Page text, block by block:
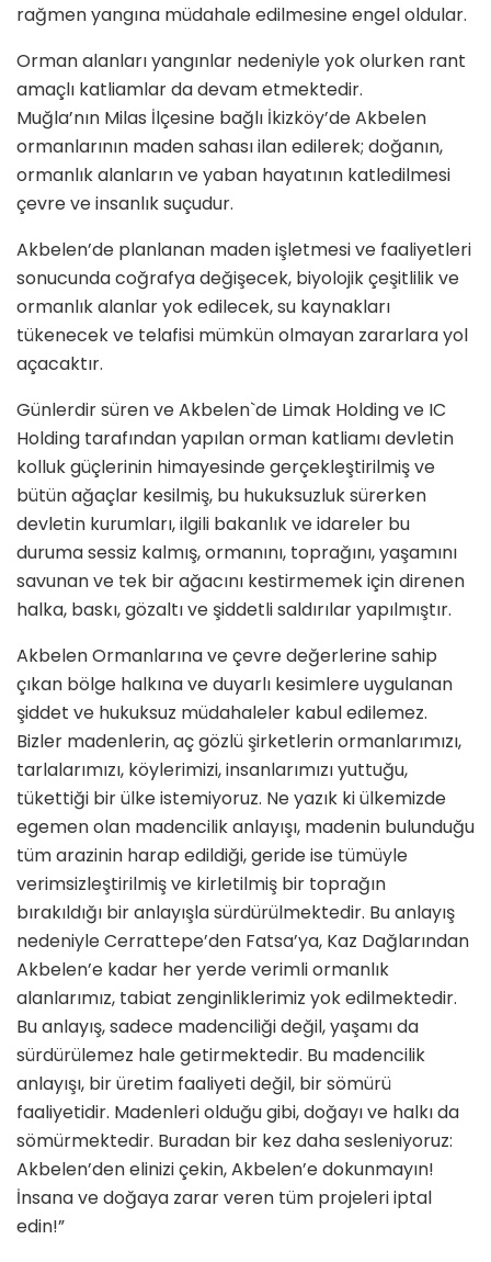
rağmen yangına müdahale edilmesine engel oldular.
Orman alanları yangınlar nedeniyle yok olurken rant
amaçlı katliamlar da devam etmektedir.
Muğla’nın Milas İlçesine bağlı İkizköy’de Akbelen
ormanlarının maden sahası ilan edilerek; doğanın,
ormanlık alanların ve yaban hayatının katledilmesi
çevre ve insanlık suçudur.
Akbelen’de planlanan maden işletmesi ve faaliyetleri
sonucunda coğrafya değişecek, biyolojik çeşitlilik ve
ormanlık alanlar yok edilecek, su kaynakları
tükenecek ve telafisi mümkün olmayan zararlara yol
açacaktır.
Günlerdir süren ve Akbelen`de Limak Holding ve IC
Holding tarafından yapılan orman katliamı devletin
kolluk güçlerinin himayesinde gerçekleştirilmiş ve
bütün ağaçlar kesilmiş, bu hukuksuzluk sürerken
devletin kurumları, ilgili bakanlık ve idareler bu
duruma sessiz kalmış, ormanını, toprağını, yaşamını
savunan ve tek bir ağacını kestirmemek için direnen
halka, baskı, gözaltı ve şiddetli saldırılar yapılmıştır.
Akbelen Ormanlarına ve çevre değerlerine sahip
çıkan bölge halkına ve duyarlı kesimlere uygulanan
şiddet ve hukuksuz müdahaleler kabul edilemez.
Bizler madenlerin, aç gözlü şirketlerin ormanlarımızı,
tarlalarımızı, köylerimizi, insanlarımızı yuttuğu,
tükettiği bir ülke istemiyoruz. Ne yazık ki ülkemizde
egemen olan madencilik anlayışı, madenin bulunduğu
tüm arazinin harap edildiği, geride ise tümüyle
verimsizleştirilmiş ve kirletilmiş bir toprağın
bırakıldığı bir anlayışla sürdürülmektedir. Bu anlayış
nedeniyle Cerrattepe’den Fatsa’ya, Kaz Dağlarından
Akbelen’e kadar her yerde verimli ormanlık
alanlarımız, tabiat zenginliklerimiz yok edilmektedir.
Bu anlayış, sadece madenciliği değil, yaşamı da
sürdürülemez hale getirmektedir. Bu madencilik
anlayışı, bir üretim faaliyeti değil, bir sömürü
faaliyetidir. Madenleri olduğu gibi, doğayı ve halkı da
sömürmektedir. Buradan bir kez daha sesleniyoruz:
Akbelen’den elinizi çekin, Akbelen’e dokunmayın!
İnsana ve doğaya zarar veren tüm projeleri iptal
edin!”